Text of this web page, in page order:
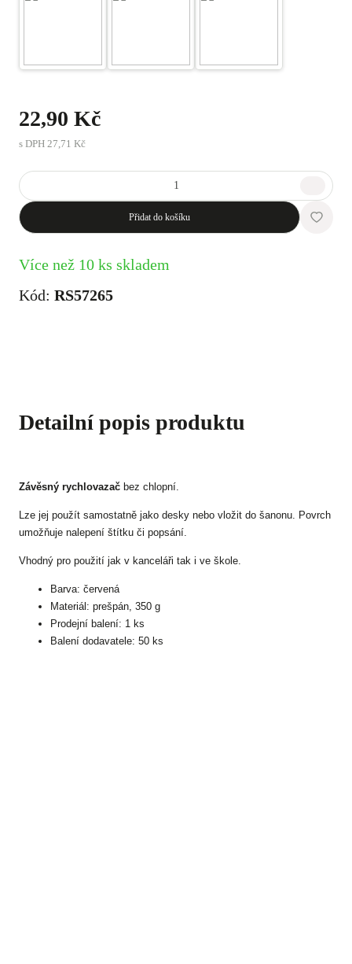
22,90 Kč
s DPH 27,71 Kč
Přidat do košíku
Více než 10 ks skladem
Kód: RS57265
Detailní popis produktu
Závěsný rychlovazač bez chlopní.
Lze jej použít samostatně jako desky nebo vložit do šanonu. Povrch
umožňuje nalepení štítku či popsání.
Vhodný pro použití jak v kanceláři tak i ve škole.
Barva: červená
Materiál: prešpán, 350 g
Prodejní balení: 1 ks
Balení dodavatele: 50 ks